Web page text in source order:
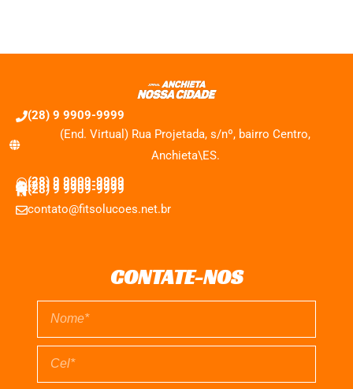
(28) 9 9909-9999
(End. Virtual) Rua Projetada, s/nº, bairro Centro,
Anchieta\ES.
(28) 9 9909-9999
(28) 9 9909-9999
(28) 9 9909-9999
contato@fitsolucoes.net.br
CONTATE-NOS